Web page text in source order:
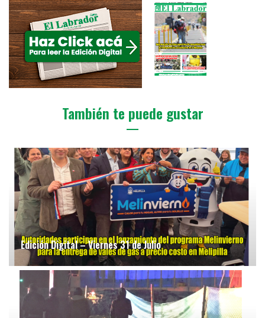
También te puede gustar
Edición Digital – Viernes 31 de Julio